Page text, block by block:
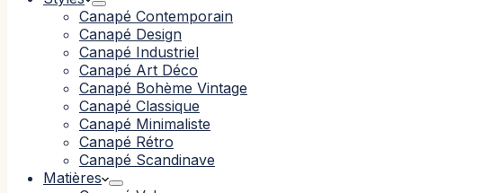
Canapé Contemporain
Canapé Design
Canapé Industriel
Canapé Art Déco
Canapé Bohème Vintage
Canapé Classique
Canapé Minimaliste
Canapé Rétro
Canapé Scandinave
Matières